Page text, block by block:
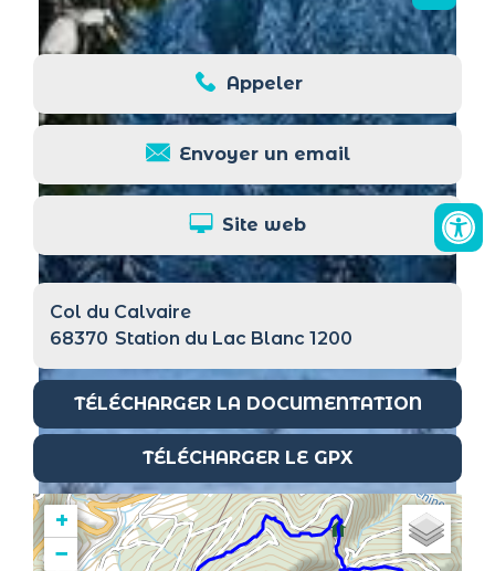
Appeler
Envoyer un email
Site web
Col du Calvaire
68370 Station du Lac Blanc 1200
TÉLÉCHARGER LA DOCUMENTATION
TÉLÉCHARGER LE GPX
+
−